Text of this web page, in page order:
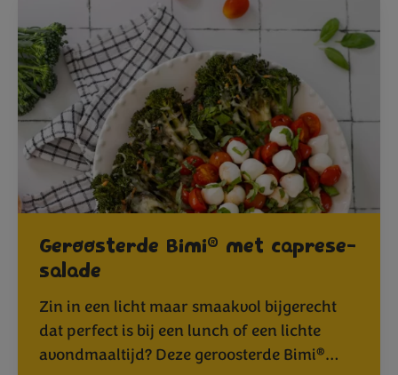
Geroosterde Bimi® met caprese-
salade
Zin in een licht maar smaakvol bijgerecht
dat perfect is bij een lunch of een lichte
avondmaaltijd? Deze geroosterde Bimi®…